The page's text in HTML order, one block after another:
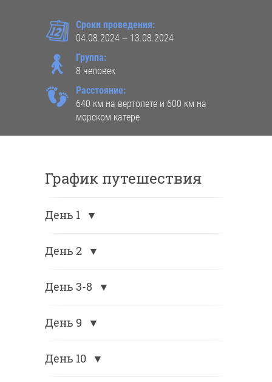
📆 Сроки проведения:
04.08.2024 – 13.08.2024
🚶
Группа:
8 человек
👣 Расстояние:
640 км на вертолете и 600 км на
морском катере
График путешествия
День 1
День 2
День 3-8
День 9
День 10